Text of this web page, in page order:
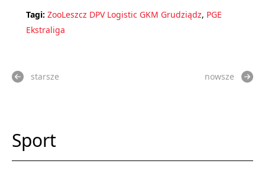
Tagi: ZooLeszcz DPV Logistic GKM Grudziądz, PGE
Ekstraliga
starsze nowsze
Sport